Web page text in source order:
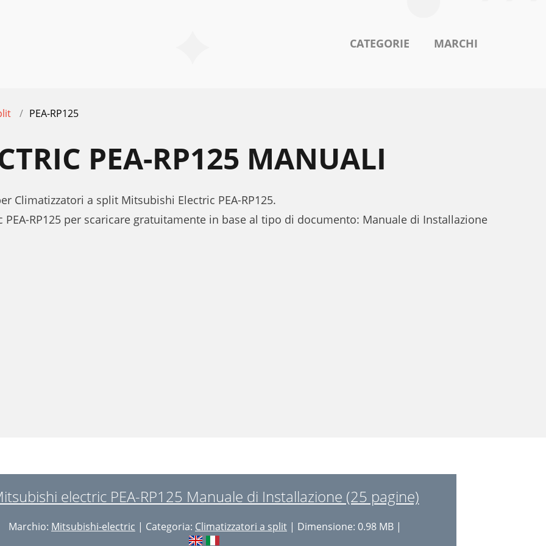
CATEGORIE MARCHI
PEA-RP125
PEA-RP125 MANUALI
Climatizzatori a split Mitsubishi Electric PEA-RP125.
RP125 per scaricare gratuitamente in base al tipo di documento: Manuale di Installazione
electric PEA-RP125 Manuale di Installazione (25 pagine)
Marchio: Mitsubishi-electric | Categoria: Climatizzatori a split | Dimensione: 0.98 MB |